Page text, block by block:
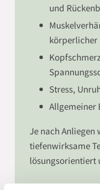
und
körperlicher
Stress,
Allgemeiner
Je nach Anliegen
tiefenwirksame
lösungsorientiert